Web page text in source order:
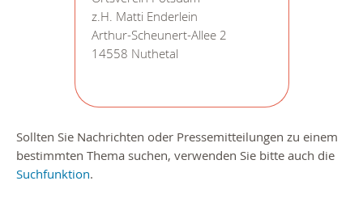
z.H. Matti Enderlein
Arthur-Scheunert-Allee 2
14558 Nuthetal
Sollten Sie Nachrichten oder Pressemitteilungen zu einem
bestimmten Thema suchen, verwenden Sie bitte auch die
Suchfunktion.